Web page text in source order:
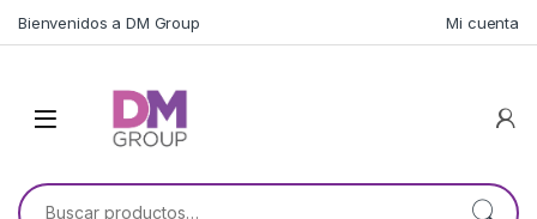
Bienvenidos a DM Group Mi cuenta
Buscar por: